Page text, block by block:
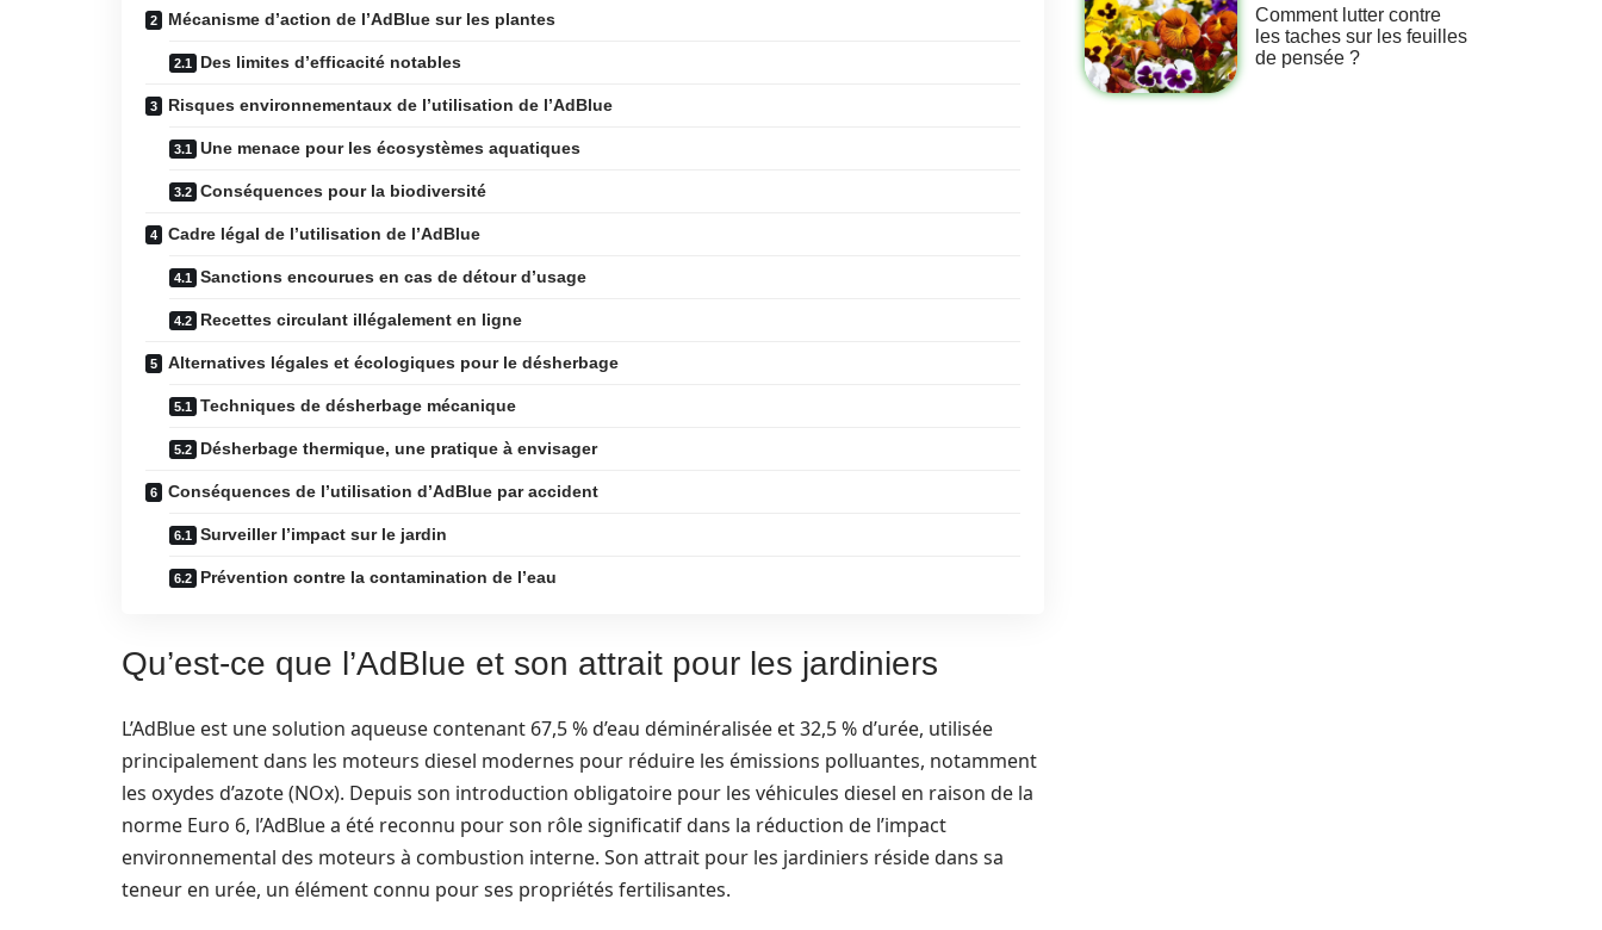
Mécanisme d’action de l’AdBlue sur les plantes
Des limites d’efficacité notables
Risques environnementaux de l’utilisation de l’AdBlue
Une menace pour les écosystèmes aquatiques
Conséquences pour la biodiversité
Cadre légal de l’utilisation de l’AdBlue
Sanctions encourues en cas de détour d’usage
Recettes circulant illégalement en ligne
Alternatives légales et écologiques pour le désherbage
Techniques de désherbage mécanique
Désherbage thermique, une pratique à envisager
Conséquences de l’utilisation d’AdBlue par accident
Surveiller l’impact sur le jardin
Prévention contre la contamination de l’eau
Qu’est-ce que l’AdBlue et son attrait pour les jardiniers
L’AdBlue est une solution aqueuse contenant 67,5 % d’eau déminéralisée et 32,5 % d’urée, utilisée
principalement dans les moteurs diesel modernes pour réduire les émissions polluantes, notamment
les oxydes d’azote (NOx). Depuis son introduction obligatoire pour les véhicules diesel en raison de la
norme Euro 6, l’AdBlue a été reconnu pour son rôle significatif dans la réduction de l’impact
environnemental des moteurs à combustion interne. Son attrait pour les jardiniers réside dans sa
teneur en urée, un élément connu pour ses propriétés fertilisantes.
Comment lutter contre
les taches sur les feuilles
de pensée ?